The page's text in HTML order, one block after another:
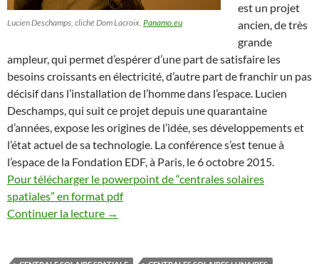
Lucien Deschamps, cliché Dom Lacroix, Panamo.eu
est un projet
ancien, de très
grande
ampleur, qui permet d’espérer d’une part de satisfaire les
besoins croissants en électricité, d’autre part de franchir un pas
décisif dans l’installation de l’homme dans l’espace. Lucien
Deschamps, qui suit ce projet depuis une quarantaine
d’années, expose les origines de l’idée, ses développements et
l’état actuel de sa technologie. La conférence s’est tenue à
l’espace de la Fondation EDF, à Paris, le 6 octobre 2015.
Pour télécharger le powerpoint de “centrales solaires
spatiales” en format pdf
Continuer la lecture →